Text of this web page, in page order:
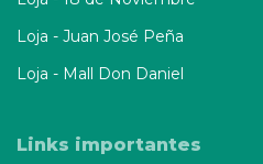
Loja - Juan José Peña
Loja - Mall Don Daniel
Links importantes